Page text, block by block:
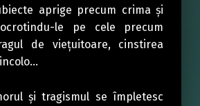
aprige precum crima şi
le pe cele precum
de vieţuitoare, cinstirea
şi tragismul se împletesc